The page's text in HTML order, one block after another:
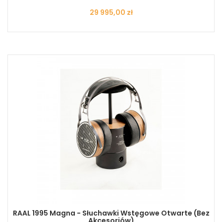
Cena
29 995,00 zł
RAAL 1995 Magna - Słuchawki Wstęgowe Otwarte (bez